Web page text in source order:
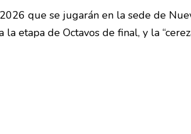
que se jugarán en la sede de
etapa de Octavos de final, y la